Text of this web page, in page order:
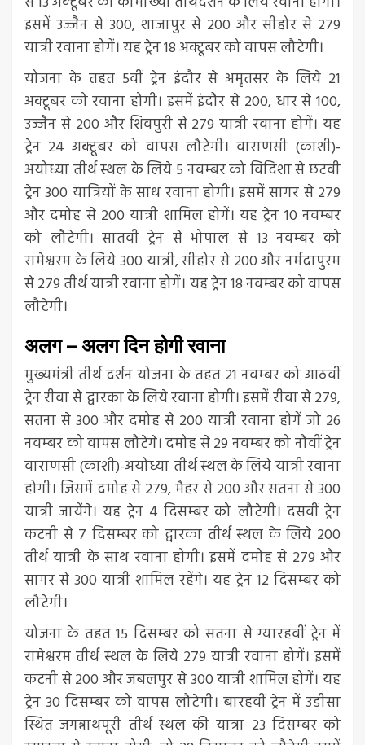
इसमें उज्जैन से 300, शाजापुर से 200 और सीहोर से 279
यात्री रवाना होगें। यह ट्रेन 18 अक्टूबर को वापस लौटेगी।
योजना के तहत 5वीं ट्रेन इंदौर से अमृतसर के लिये 21
अक्टूबर को रवाना होगी। इसमें इंदौर से 200, धार से 100,
उज्जैन से 200 और शिवपुरी से 279 यात्री रवाना होगें। यह
ट्रेन 24 अक्टूबर को वापस लौटेगी। वाराणसी (काशी)-
अयोध्या तीर्थ स्थल के लिये 5 नवम्बर को विदिशा से छटवी
ट्रेन 300 यात्रियों के साथ रवाना होगी। इसमें सागर से 279
और दमोह से 200 यात्री शामिल होगें। यह ट्रेन 10 नवम्बर
को लौटेगी। सातवीं ट्रेन से भोपाल से 13 नवम्बर को
रामेश्वरम के लिये 300 यात्री, सीहोर से 200 और नर्मदापुरम
से 279 तीर्थ यात्री रवाना होगें। यह ट्रेन 18 नवम्बर को वापस
लौटेगी।
अलग – अलग दिन होगी रवाना
मुख्यमंत्री तीर्थ दर्शन योजना के तहत 21 नवम्बर को आठवीं
ट्रेन रीवा से द्वारका के लिये रवाना होगी। इसमें रीवा से 279,
सतना से 300 और दमोह से 200 यात्री रवाना होगें जो 26
नवम्बर को वापस लौटेगे। दमोह से 29 नवम्बर को नौवीं ट्रेन
वाराणसी (काशी)-अयोध्या तीर्थ स्थल के लिये यात्री रवाना
होगी। जिसमें दमोह से 279, मैहर से 200 और सतना से 300
यात्री जायेंगे। यह ट्रेन 4 दिसम्बर को लौटेगी। दसवीं ट्रेन
कटनी से 7 दिसम्बर को द्वारका तीर्थ स्थल के लिये 200
तीर्थ यात्री के साथ रवाना होगी। इसमें दमोह से 279 और
सागर से 300 यात्री शामिल रहेंगे। यह ट्रेन 12 दिसम्बर को
लौटेगी।
योजना के तहत 15 दिसम्बर को सतना से ग्यारहवीं ट्रेन में
रामेश्वरम तीर्थ स्थल के लिये 279 यात्री रवाना होगें। इसमें
कटनी से 200 और जबलपुर से 300 यात्री शामिल होगें। यह
ट्रेन 30 दिसम्बर को वापस लौटेगी। बारहवीं ट्रेन में उडीसा
स्थित जगन्नाथपूरी तीर्थ स्थल की यात्रा 23 दिसम्बर को